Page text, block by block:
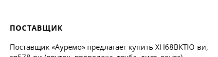
ПОСТАВЩИК
Поставщик «Ауремо» предлагает купить ХН68ВКТЮ-ви,